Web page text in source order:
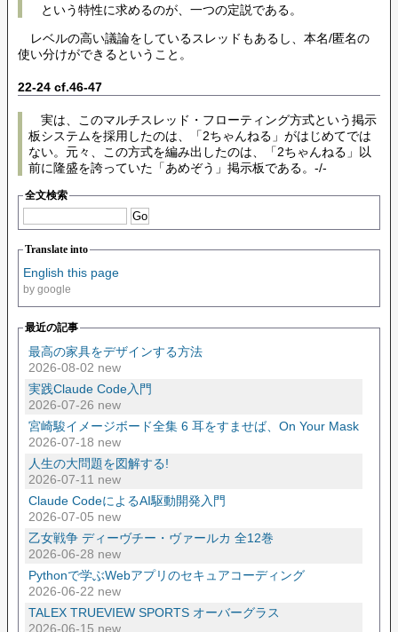
という特性に求めるのが、一つの定説である。
レベルの高い議論をしているスレッドもあるし、本名/匿名の
使い分けができるということ。
22-24 cf.46-47
実は、このマルチスレッド・フローティング方式という掲示
板システムを採用したのは、「2ちゃんねる」がはじめてでは
ない。元々、この方式を編み出したのは、「2ちゃんねる」以
前に隆盛を誇っていた「あめぞう」掲示板である。-/-
全文検索
Translate into
English this page
by google
最近の記事
最高の家具をデザインする方法
2026-08-02 new
実践Claude Code入門
2026-07-26 new
宮崎駿イメージボード全集 6 耳をすませば、On Your Mask
2026-07-18 new
人生の大問題を図解する!
2026-07-11 new
Claude CodeによるAI駆動開発入門
2026-07-05 new
乙女戦争 ディーヴチー・ヴァールカ 全12巻
2026-06-28 new
Pythonで学ぶWebアプリのセキュアコーディング
2026-06-22 new
TALEX TRUEVIEW SPORTS オーバーグラス
2026-06-15 new